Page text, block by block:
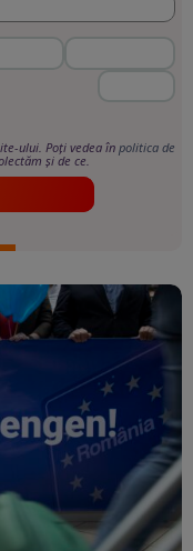
ului. Poți vedea în politica de
și de ce.